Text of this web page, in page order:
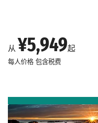
从 ¥5,949起
每人价格 包含税费